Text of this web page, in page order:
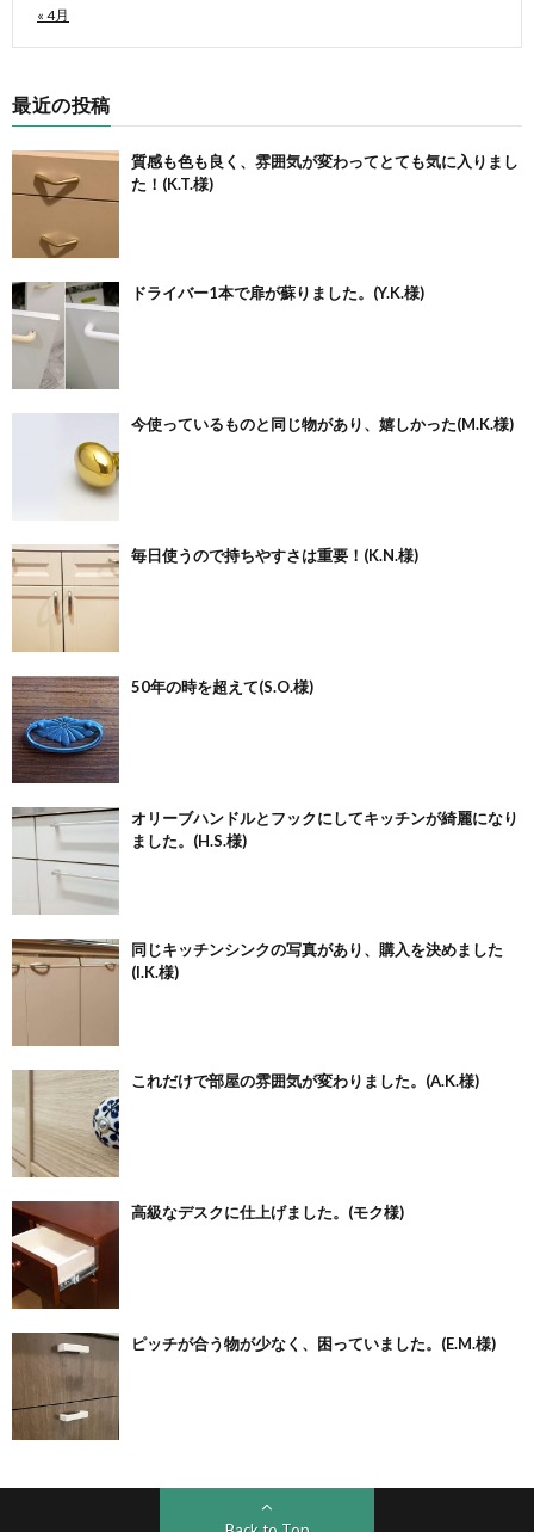
« 4月
最近の投稿
質感も色も良く、雰囲気が変わってとても気に入りまし
た！(K.T.様)
ドライバー1本で扉が蘇りました。(Y.K.様)
今使っているものと同じ物があり、嬉しかった(M.K.様)
毎日使うので持ちやすさは重要！(K.N.様)
50年の時を超えて(S.O.様)
オリーブハンドルとフックにしてキッチンが綺麗になり
ました。(H.S.様)
同じキッチンシンクの写真があり、購入を決めました
(I.K.様)
これだけで部屋の雰囲気が変わりました。(A.K.様)
高級なデスクに仕上げました。(モク様)
ピッチが合う物が少なく、困っていました。(E.M.様)